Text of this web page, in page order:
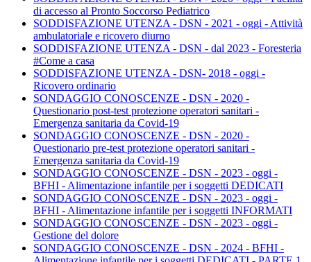
di accesso al Pronto Soccorso Pediatrico
SODDISFAZIONE UTENZA - DSN - 2021 - oggi - Attività
ambulatoriale e ricovero diurno
SODDISFAZIONE UTENZA - DSN - dal 2023 - Foresteria
#Come a casa
SODDISFAZIONE UTENZA - DSN- 2018 - oggi -
Ricovero ordinario
SONDAGGIO CONOSCENZE - DSN - 2020 -
Questionario post-test protezione operatori sanitari -
Emergenza sanitaria da Covid-19
SONDAGGIO CONOSCENZE - DSN - 2020 -
Questionario pre-test protezione operatori sanitari -
Emergenza sanitaria da Covid-19
SONDAGGIO CONOSCENZE - DSN - 2023 - oggi -
BFHI - Alimentazione infantile per i soggetti DEDICATI
SONDAGGIO CONOSCENZE - DSN - 2023 - oggi -
BFHI - Alimentazione infantile per i soggetti INFORMATI
SONDAGGIO CONOSCENZE - DSN - 2023 - oggi -
Gestione del dolore
SONDAGGIO CONOSCENZE - DSN - 2024 - BFHI -